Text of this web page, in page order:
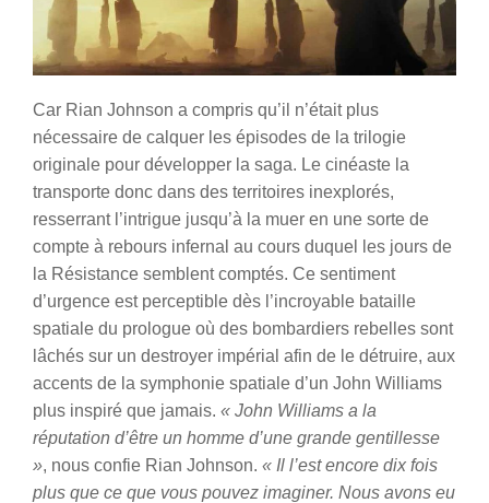
Car Rian Johnson a compris qu’il n’était plus
nécessaire de calquer les épisodes de la trilogie
originale pour développer la saga. Le cinéaste la
transporte donc dans des territoires inexplorés,
resserrant l’intrigue jusqu’à la muer en une sorte de
compte à rebours infernal au cours duquel les jours de
la Résistance semblent comptés. Ce sentiment
d’urgence est perceptible dès l’incroyable bataille
spatiale du prologue où des bombardiers rebelles sont
lâchés sur un destroyer impérial afin de le détruire, aux
accents de la symphonie spatiale d’un John Williams
plus inspiré que jamais. « John Williams a la
réputation d’être un homme d’une grande gentillesse
», nous confie Rian Johnson. « Il l’est encore dix fois
plus que ce que vous pouvez imaginer. Nous avons eu